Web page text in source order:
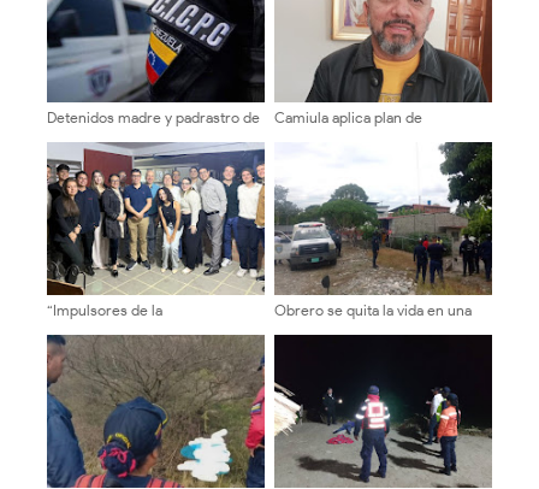
Detenidos madre y padrastro de
Obispo Ramos de Loras
Camiula aplica plan de
Emergencia ante temporada
“Impulsores de la
sostuvieron encuentros en la
ULA sobre autonomía y
sostenibilidad
Obrero se quita la vida en una